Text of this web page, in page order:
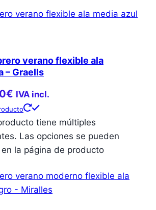
verano flexible ala
– Graells
€ IVA incl.
tiene múltiples
Las opciones se pueden
la página de producto